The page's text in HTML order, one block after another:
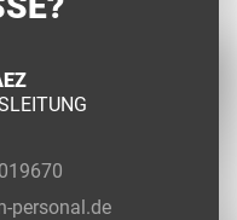
personal.de